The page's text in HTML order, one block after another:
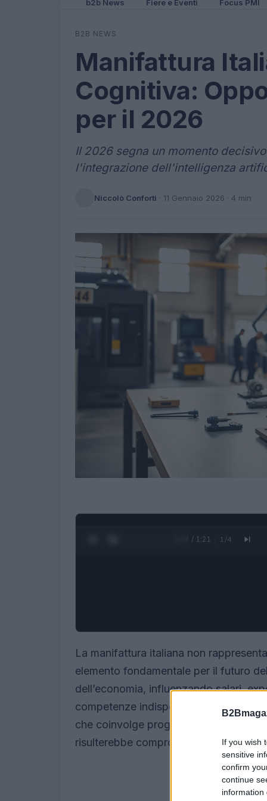
If you wish
sensitive
confirm
continue
information
b2b News Fiere e Eventi Focus PMI
B2B NEWS
Manifattura
Cognitiva:
per il 2026
Il 2026 segna un momento
l'integrazione dell'intelligenza
Niccolò Conforti · 11 Gennaio 2026 · 4 min
0:28 / 1:21 1 /4
La manifattura italiana non
elemento fondamentale per il futuro
dell’economia, influenzando salari,
competenze indispensabili. La qualità
che coinvolge progettisti, tecnici e
risulterebbe compromessa.